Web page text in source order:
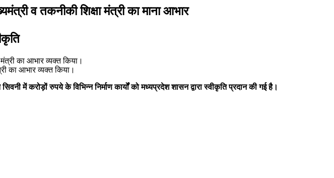
व तकनीकी शिक्षा मंत्री का माना आभार
का आभार व्यक्त किया।
में करोड़ों रुपये के विभिन्न निर्माण कार्यों को मध्यप्रदेश शासन द्वारा स्वीकृति प्रदान की गई है।